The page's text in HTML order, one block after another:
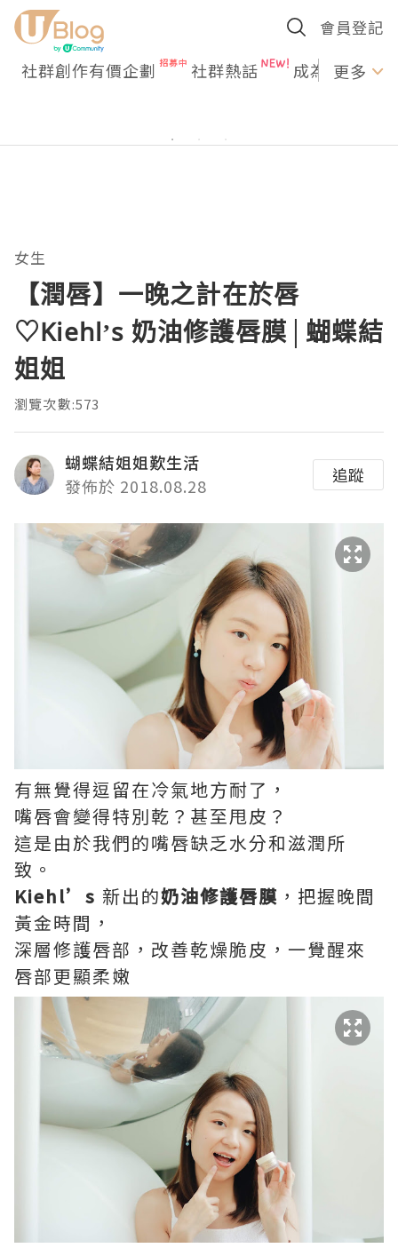
會員登記
社群創作有價企劃 社群熱話 成為U更多
女生
【潤唇】一晚之計在於唇
♡Kiehl’s 奶油修護唇膜│蝴蝶結
姐姐
瀏覽次數:573
蝴蝶結姐姐歎生活
發佈於 2018.08.28
追蹤
有無覺得逗留在冷氣地方耐了，
嘴唇會變得特別乾？甚至甩皮？
這是由於我們的嘴唇缺乏水分和滋潤所
致。
Kiehl’s 新出的奶油修護唇膜 ，把握晚間
黃金時間，
深層修護唇部，改善乾燥脆皮，一覺醒來
唇部更顯柔嫩